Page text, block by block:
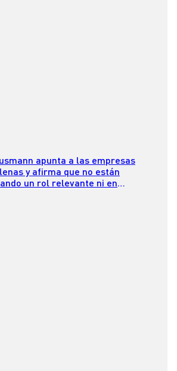
apunta a las empresas
y afirma que no están
un rol relevante ni en